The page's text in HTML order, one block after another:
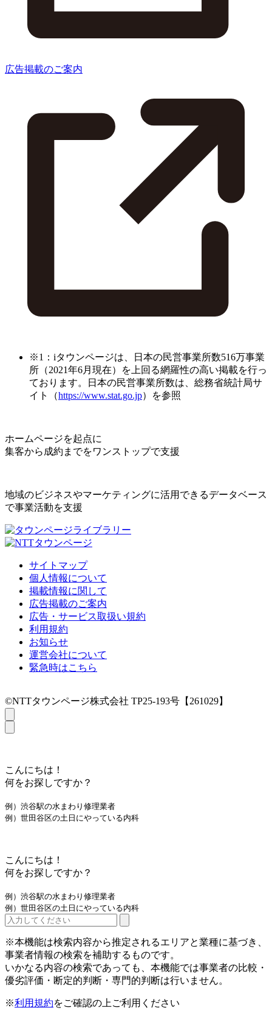
広告掲載のご案内
※1：iタウンページは、日本の民営事業所数516万事業
所（2021年6月現在）を上回る網羅性の高い掲載を行っ
ております。日本の民営事業所数は、総務省統計局サ
イト（https://www.stat.go.jp）を参照
ホームページを起点に
集客から成約までをワンストップで支援
地域のビジネスやマーケティングに活用できるデータベース
で事業活動を支援
サイトマップ
個人情報について
掲載情報に関して
広告掲載のご案内
広告・サービス取扱い規約
利用規約
お知らせ
運営会社について
緊急時はこちら
©NTTタウンページ株式会社 TP25-193号【261029】
こんにちは！
何をお探しですか？
例）渋谷駅の水まわり修理業者
例）世田谷区の土日にやっている内科
こんにちは！
何をお探しですか？
例）渋谷駅の水まわり修理業者
例）世田谷区の土日にやっている内科
※本機能は検索内容から推定されるエリアと業種に基づき、
事業者情報の検索を補助するものです。
いかなる内容の検索であっても、本機能では事業者の比較・
優劣評価・断定的判断・専門的判断は行いません。
※利用規約をご確認の上ご利用ください